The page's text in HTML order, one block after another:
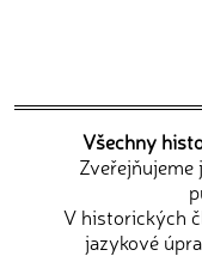
Všechny
Zveřejňujeme
V historických
jazykové